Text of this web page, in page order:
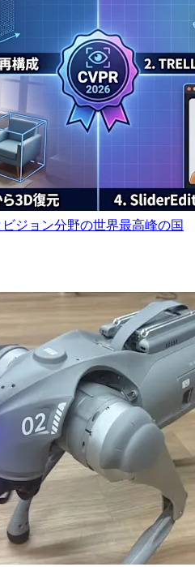
ジョン分野の世界最高峰の国